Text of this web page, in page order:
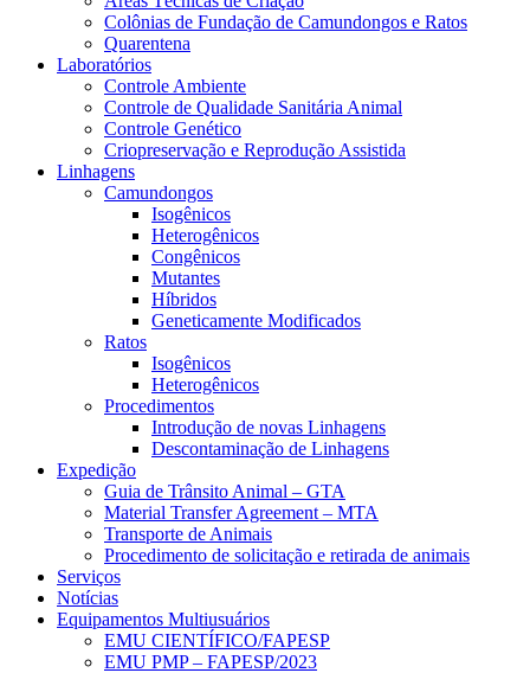
Colônias de Fundação de Camundongos e Ratos
Quarentena
Laboratórios
Controle Ambiente
Controle de Qualidade Sanitária Animal
Controle Genético
Criopreservação e Reprodução Assistida
Linhagens
Camundongos
Isogênicos
Heterogênicos
Congênicos
Mutantes
Híbridos
Geneticamente Modificados
Ratos
Isogênicos
Heterogênicos
Procedimentos
Introdução de novas Linhagens
Descontaminação de Linhagens
Expedição
Guia de Trânsito Animal – GTA
Material Transfer Agreement – MTA
Transporte de Animais
Procedimento de solicitação e retirada de animais
Serviços
Notícias
Equipamentos Multiusuários
EMU CIENTÍFICO/FAPESP
EMU PMP – FAPESP/2023